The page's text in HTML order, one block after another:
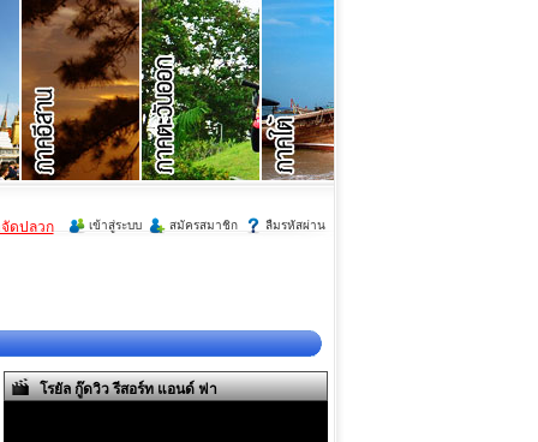
เข้าสู่ระบบ สมัครสมาชิก ลืมรหัสผ่าน
ดปลวก
โรยัล กู๊ดวิว รีสอร์ท แอนด์ ฟา